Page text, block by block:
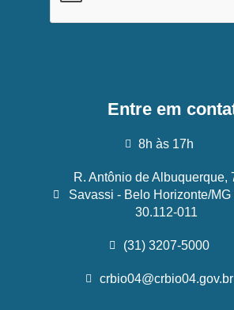
Entre em
8h às 17h
R. Antônio de Albuquerque,
Savassi - Belo Horizonte/MG
30.112-011
(31) 3207-5000
crbio04@crbio04.gov.br